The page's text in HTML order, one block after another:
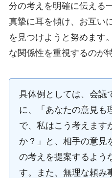
分の考えを明確に伝える
真摯に耳を傾け、お互い
を見つけようと努めます
な関係性を重視するのが
具体例としては、会議
に、「あなたの意見も
で、私はこう考えます
か？」と、相手の意見
の考えを提案するよう
す。また、無理な頼み